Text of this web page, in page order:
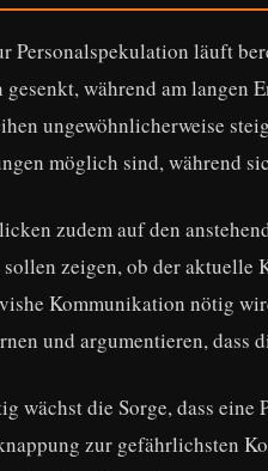
Personalspekulation läuft
während am langen
ungewöhnlicherweise
möglich sind, während
zudem auf den
zeigen, ob der aktuelle
Kommunikation nötig
und argumentieren, dass
wächst die Sorge, dass
zur gefährlichsten